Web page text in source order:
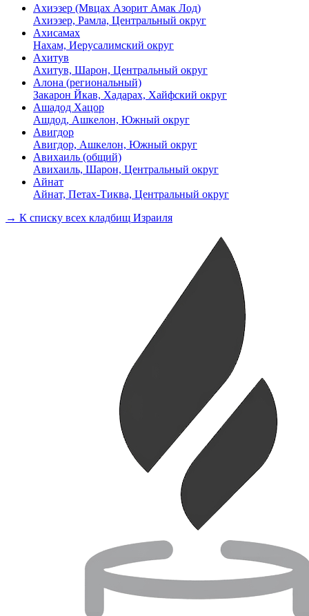
Ахиэзер (Мвцах Азорит Амак Лод)
Ахиэзер, Рамла, Центральный округ
Ахисамах
Нахам, Иерусалимский округ
Ахитув
Ахитув, Шарон, Центральный округ
Алона (региональный)
Закарон Йкав, Хадарах, Хайфский округ
Ашадод Хацор
Ашдод, Ашкелон, Южный округ
Авигдор
Авигдор, Ашкелон, Южный округ
Авихаиль (общий)
Авихаиль, Шарон, Центральный округ
Айнат
Айнат, Петах-Тиква, Центральный округ
→ К списку всех кладбищ Израиля